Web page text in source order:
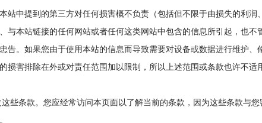
中提到的第三方对任何损害概不负责（包括但不限于由损失的利润
与本站链接的任何网站或者任何这类网站中包含的信息所引起，也
告。如果您由于使用本站的信息而导致需要对设备或数据进行维护
损害排除在外或对责任范围加以限制，所以上述范围或条款也许不适
条款。您应经常访问本页面以了解当前的条款，因为这些条款与您